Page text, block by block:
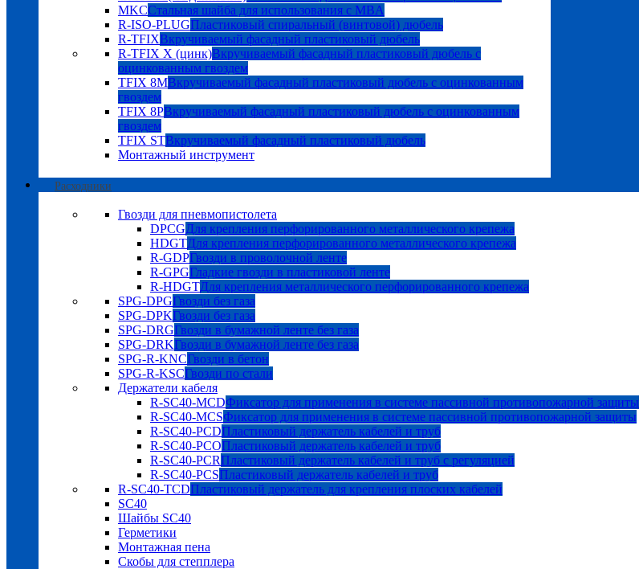
MKCСтальная шайба для использования с MBA
R-ISO-PLUGПластиковый спиральный (винтовой) дюбель
R-TFIXВкручиваемый фасадный пластиковый дюбель
R-TFIX X (цинк)Вкручиваемый фасадный пластиковый дюбель с
оцинкованным гвоздем
TFIX 8MВкручиваемый фасадный пластиковый дюбель с оцинкованным
гвоздем
TFIX 8PВкручиваемый фасадный пластиковый дюбель с оцинкованным
гвоздем
TFIX STВкручиваемый фасадный пластиковый дюбель
Монтажный инструмент
Расходники
Гвозди для пневмопистолета
DPCGДля крепления перфорированного металлического крепежа
HDGTДля крепления перфорированного металлического крепежа
R-GDPГвозди в проволочной ленте
R-GPGГладкие гвозди в пластиковой ленте
R-HDGTДля крепления металлического перфорированного крепежа
SPG-DPGГвозди без газа
SPG-DPKГвозди без газа
SPG-DRGГвозди в бумажной ленте без газа
SPG-DRKГвозди в бумажной ленте без газа
SPG-R-KNCГвозди в бетон
SPG-R-KSCГвозди по стали
Держатели кабеля
R-SC40-MCDФиксатор для применения в системе пассивной противопожарной защиты
R-SC40-MCSФиксатор для применения в системе пассивной противопожарной защиты
R-SC40-PCDПластиковый держатель кабелей и труб
R-SC40-PCOПластиковый держатель кабелей и труб
R-SC40-PCRПластиковый держатель кабелей и труб с регуляцией
R-SC40-PCSПластиковый держатель кабелей и труб
R-SC40-TCDПластиковый держатель для крепления плоских кабелей
SC40
Шайбы SC40
Герметики
Монтажная пена
Скобы для степплера